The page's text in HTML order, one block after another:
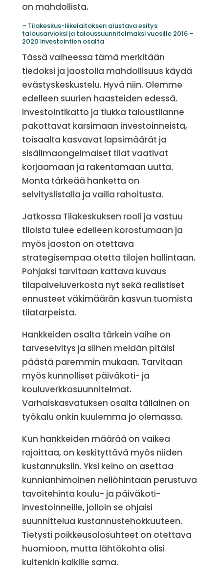
on mahdollista.
– Tilakeskus-liikelaitoksen alustava esitys
talousarvioksi ja taloussuunnitelmaksi vuosille 2016 –
2020 investointien osalta
Tässä vaiheessa tämä merkitään
tiedoksi ja jaostolla mahdollisuus käydä
evästyskeskustelu. Hyvä niin. Olemme
edelleen suurien haasteiden edessä.
Investointikatto ja tiukka taloustilanne
pakottavat karsimaan investoinneista,
toisaalta kasvavat lapsimäärät ja
sisäilmaongelmaiset tilat vaativat
korjaamaan ja rakentamaan uutta.
Monta tärkeää hanketta on
selvityslistalla ja vailla rahoitusta.
Jatkossa Tilakeskuksen rooli ja vastuu
tiloista tulee edelleen korostumaan ja
myös jaoston on otettava
strategisempaa otetta tilojen hallintaan.
Pohjaksi tarvitaan kattava kuvaus
tilapalveluverkosta nyt sekä realistiset
ennusteet väkimäärän kasvun tuomista
tilatarpeista.
Hankkeiden osalta tärkein vaihe on
tarveselvitys ja siihen meidän pitäisi
päästä paremmin mukaan. Tarvitaan
myös kunnolliset päiväkoti- ja
kouluverkkosuunnitelmat.
Varhaiskasvatuksen osalta tällainen on
työkalu onkin kuulemma jo olemassa.
Kun hankkeiden määrää on vaikea
rajoittaa, on keskityttävä myös niiden
kustannuksiin. Yksi keino on asettaa
kunnianhimoinen neliöhintaan perustuva
tavoitehinta koulu- ja päiväkoti-
investoinneille, jolloin se ohjaisi
suunnittelua kustannustehokkuuteen.
Tietysti poikkeusolosuhteet on otettava
huomioon, mutta lähtökohta olisi
kuitenkin kaikille sama.